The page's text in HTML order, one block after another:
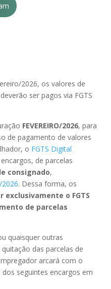
2026, os valores de
ser pagos via FGTS
FEVEREIRO/2026, para
de pagamento de valores
o FGTS Digital
de parcelas
consignado,
. Dessa forma, os
exclusivamente o FGTS
de parcelas
quaisquer outras
das parcelas de
arcará com o
seguintes encargos em